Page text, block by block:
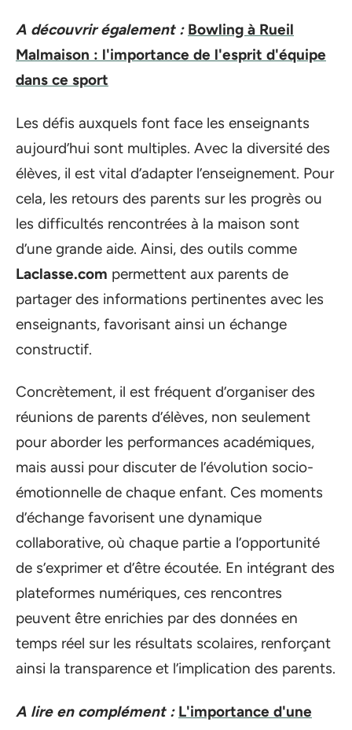
A découvrir également : Bowling à Rueil
Malmaison : l'importance de l'esprit d'équipe
dans ce sport
Les défis auxquels font face les enseignants
aujourd’hui sont multiples. Avec la diversité des
élèves, il est vital d’adapter l’enseignement. Pour
cela, les retours des parents sur les progrès ou
les difficultés rencontrées à la maison sont
d’une grande aide. Ainsi, des outils comme
Laclasse.com permettent aux parents de
partager des informations pertinentes avec les
enseignants, favorisant ainsi un échange
constructif.
Concrètement, il est fréquent d’organiser des
réunions de parents d’élèves, non seulement
pour aborder les performances académiques,
mais aussi pour discuter de l’évolution socio-
émotionnelle de chaque enfant. Ces moments
d’échange favorisent une dynamique
collaborative, où chaque partie a l’opportunité
de s’exprimer et d’être écoutée. En intégrant des
plateformes numériques, ces rencontres
peuvent être enrichies par des données en
temps réel sur les résultats scolaires, renforçant
ainsi la transparence et l’implication des parents.
A lire en complément : L'importance d'une